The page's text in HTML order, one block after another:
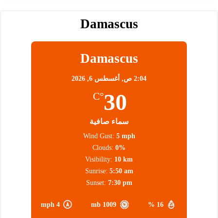
Damascus
Damascus
2:04 ص, أغسطس 6, 2026
30
°C
سماء صافية
16 %
1009 mb
4 mph
Wind Gust: 5 mph
Clouds: 0%
Visibility: 10 km
Sunrise: 5:50 am
Sunset: 7:30 pm